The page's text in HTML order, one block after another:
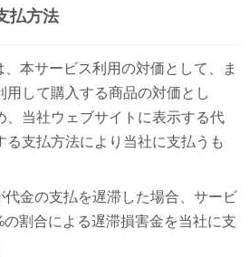
払方法
本サービス利用の対価として、ま
用して購入する商品の対価とし
、当社ウェブサイトに表示する代
る支払方法により当社に支払うも
金の支払を遅滞した場合、サービ
の割合による遅滞損害金を当社に支